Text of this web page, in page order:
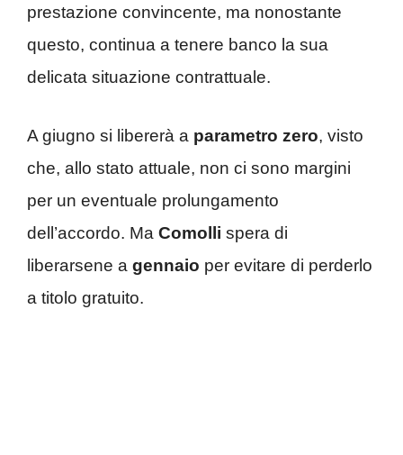
prestazione convincente, ma nonostante
questo, continua a tenere banco la sua
delicata situazione contrattuale.
A giugno si libererà a parametro zero, visto
che, allo stato attuale, non ci sono margini
per un eventuale prolungamento
dell’accordo. Ma Comolli spera di
liberarsene a gennaio per evitare di perderlo
a titolo gratuito.